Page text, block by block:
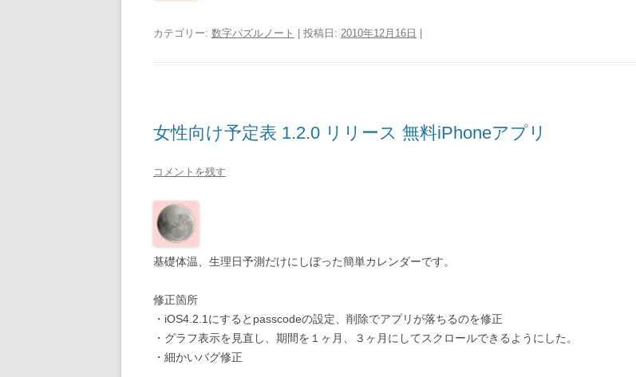
カテゴリー: 数字パズルノート | 投稿日: 2010年12月16日
女性向け予定表 1.2.0 リリース 無料iPhoneアプリ
コメントを残す
基礎体温、生理日予測だけにしぼった簡単カレンダーです。
修正箇所
・iOS4.2.1にするとpasscodeの設定、削除でアプリが落ちるのを修正
・グラフ表示を見直し、期間を１ヶ月、３ヶ月にしてスクロールできるようにした。
・細かいバグ修正